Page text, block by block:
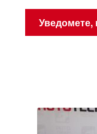
Уведомете,